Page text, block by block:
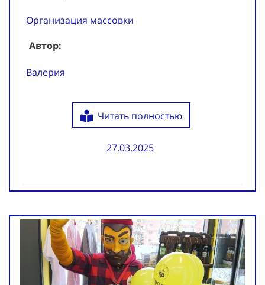
Организация массовки
Автор:
Валерия
Читать полностью
27.03.2025